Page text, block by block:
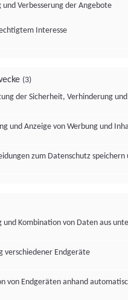
und Verbesserung der Angebote
Interesse
(3)
der Sicherheit, Verhinderung
und Anzeige von Werbung und
zum Datenschutz
und Kombination von Daten aus
verschiedener Endgeräte
von Endgeräten anhand